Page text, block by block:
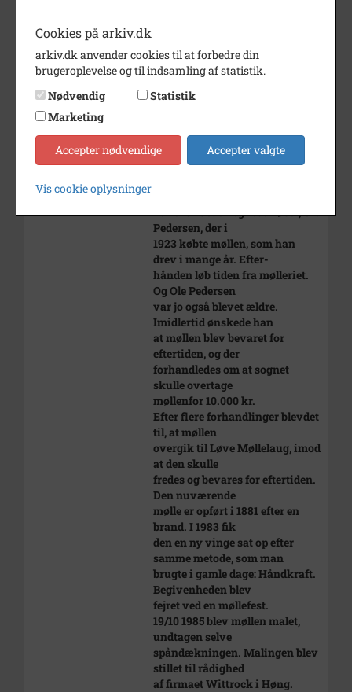
Hans enke Maren Hans-
datter overlod hele ejendommen
Oluf Jørgensen, der i 1917 solgte
Brugsforening.
Møllen blev drevet ved en
bestyrer. Den sidste
have fundet en egnet afløser, Ole
Pedersen, der i
1923 købte møllen, som han
drev i mange år. Efter-
hånden løb tiden fra mølleriet.
Og Ole Pedersen
var jo også blevet ældre.
Imidlertid ønskede han
at møllen blev bevaret for
eftertiden, og der
forhandledes om at sognet
skulle overtage
møllenfor 10.000 kr.
Efter flere forhandlinger blevdet
til, at møllen
overgik til Løve Møllelaug, imod
at den skulle
fredes og bevares for eftertiden.
Den nuværende
mølle er opført i 1881 efter en
brand. I 1983 fik
den en ny vinge sat op efter
samme metode, som man
brugte i gamle dage: Håndkraft.
Begivenheden blev
fejret ved en møllefest.
19/10 1985 blev møllen malet,
undtagen selve
spåndækningen. Malingen blev
stillet til rådighed
af firmaet Wittrock i Høng.
Cookies på arkiv.dk
arkiv.dk anvender cookies til at forbedre din
brugeroplevelse og til indsamling af statistik.
Nødvendig
Statistik
Marketing
Accepter nødvendige Accepter valgte
Vis cookie oplysninger